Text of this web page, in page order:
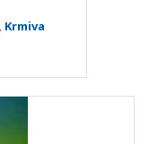
Krmiva